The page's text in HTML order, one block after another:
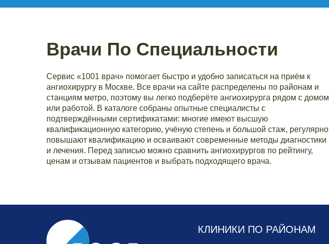
Врачи По Специальности
Сервис «1001 врач» помогает быстро и удобно записаться на приём к
ангиохирургу в Москве. Все врачи на сайте распределены по районам и
станциям метро, поэтому вы легко подберёте ангиохирурга рядом с домом
или работой. В каталоге собраны опытные специалисты с
подтверждёнными сертификатами: многие имеют высшую
квалификационную категорию, учёную степень и большой стаж, регулярно
повышают квалификацию и осваивают современные методы диагностики
и лечения. Перед записью можно сравнить ангиохирургов по рейтингу,
ценам и отзывам пациентов и выбрать подходящего врача.
КЛИНИКИ ПО РАЙОНАМ